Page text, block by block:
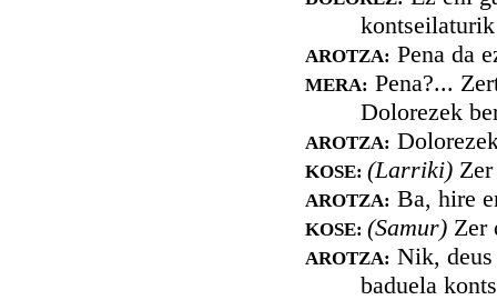
AROTZA: Pena da
MERA: Pena?...
Dolorezek
AROTZA:
KOSE: (Larriki)
AROTZA: Ba, hire
KOSE: (Samur) Zer
AROTZA: Nik,
baduela